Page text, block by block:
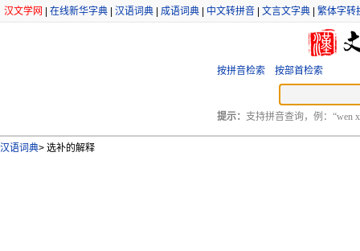
汉文学网 在线新华字典 汉语词典 成语词典 中文转拼音 文言文字典 繁体字转
按拼音检索 按部首检索
提示： 支持拼音查询，例：“wen
汉语词典> 选补的解释